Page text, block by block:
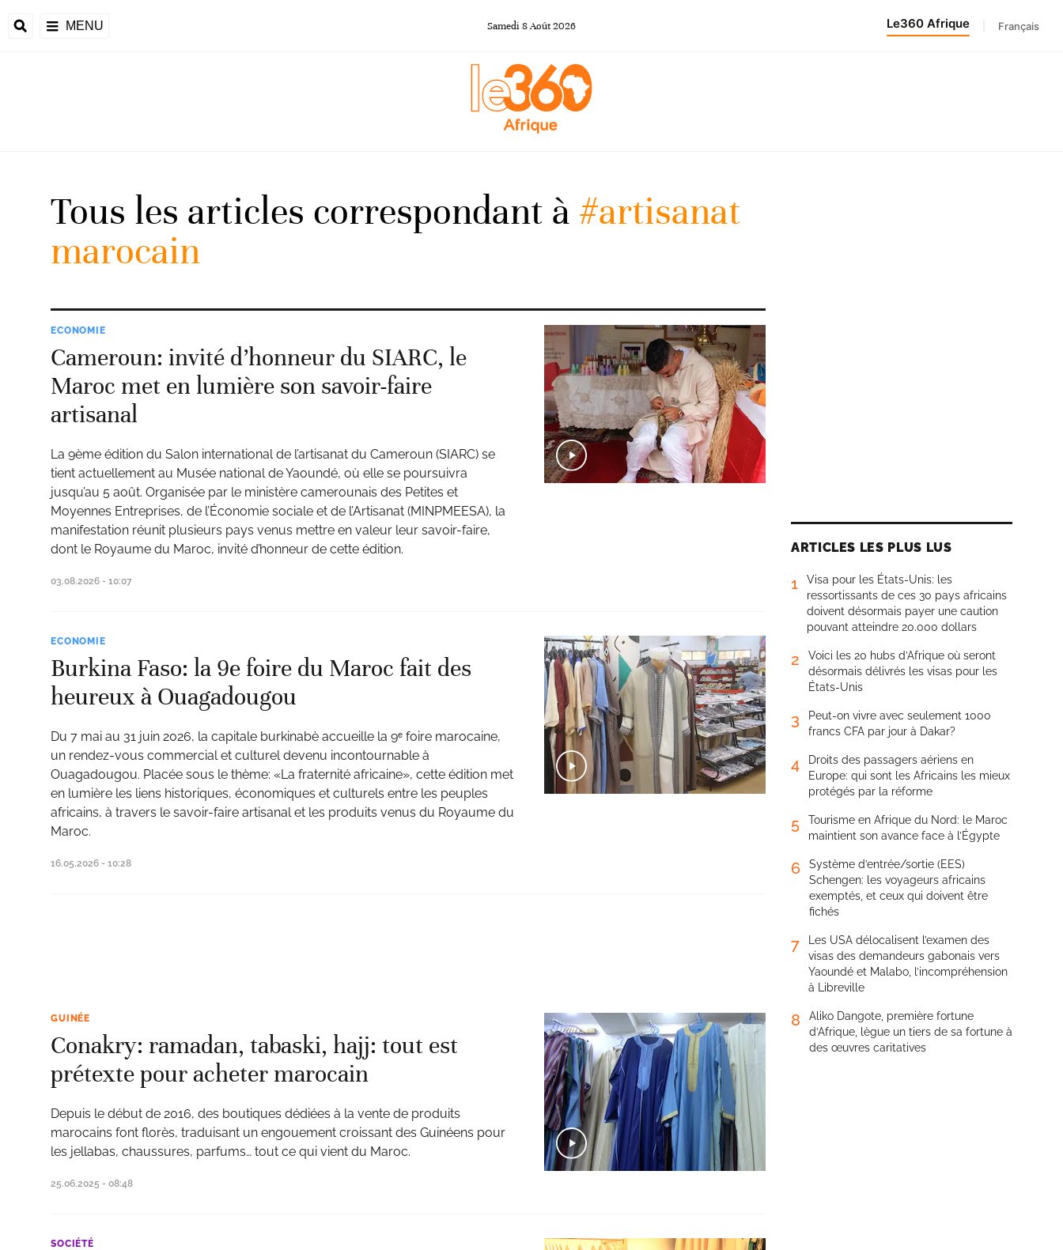
MENU Samedi 8Août2026 Le360 Afrique Français
Tous les articles correspondant à #artisanat
marocain
ECONOMIE
Cameroun: invité d’honneur du SIARC, le
Maroc met en lumière son savoir-faire
artisanal
La 9ème édition du Salon international de l’artisanat du Cameroun (SIARC) se
tient actuellement au Musée national de Yaoundé, où elle se poursuivra
jusqu’au 5 août. Organisée par le ministère camerounais des Petites et
Moyennes Entreprises, de l’Économie sociale et de l’Artisanat (MINPMEESA), la
manifestation réunit plusieurs pays venus mettre en valeur leur savoir-faire,
dont le Royaume du Maroc, invité d’honneur de cette édition.
03.08.2026 - 10:07
ECONOMIE
Burkina Faso: la 9e foire du Maroc fait des
heureux à Ouagadougou
Du 7 mai au 31 juin 2026, la capitale burkinabè accueille la 9ᵉ foire marocaine,
un rendez-vous commercial et culturel devenu incontournable à
Ouagadougou. Placée sous le thème: «La fraternité africaine», cette édition met
en lumière les liens historiques, économiques et culturels entre les peuples
africains, à travers le savoir-faire artisanal et les produits venus du Royaume du
Maroc.
16.05.2026 - 10:28
GUINÉE
Conakry: ramadan, tabaski, hajj: tout est
prétexte pour acheter marocain
Depuis le début de 2016, des boutiques dédiées à la vente de produits
marocains font florès, traduisant un engouement croissant des Guinéens pour
les jellabas, chaussures, parfums… tout ce qui vient du Maroc.
25.06.2025 - 08:48
SOCIÉTÉ
ARTICLES LES PLUS LUS
1
Visa pour les États-Unis: les
ressortissants de ces 30 pays africains
doivent désormais payer une caution
pouvant atteindre 20.000 dollars
2
Voici les 20 hubs d’Afrique où seront
désormais délivrés les visas pour les
États-Unis
3
Peut-on vivre avec seulement 1000
francs CFA par jour à Dakar?
4
Droits des passagers aériens en
Europe: qui sont les Africains les mieux
protégés par la réforme
5
Tourisme en Afrique du Nord: le Maroc
maintient son avance face à l’Égypte
6
Système d’entrée/sortie (EES)
Schengen: les voyageurs africains
exemptés, et ceux qui doivent être
fichés
7
Les USA délocalisent l’examen des
visas des demandeurs gabonais vers
Yaoundé et Malabo, l’incompréhension
à Libreville
8
Aliko Dangote, première fortune
d’Afrique, lègue un tiers de sa fortune à
des œuvres caritatives